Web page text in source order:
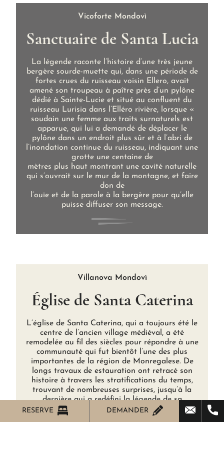
RESERVE DEMANDER
Vicoforte Mondovì
Sanctuaire de Santa Lucia
La légende raconte l’histoire d’une très jeune
bergère sourde-muette qui, dans une période de
fortes crues du ruisseau voisin Ellero, avait
amené son troupeau à paître près d’un pylône
dédié à Sainte-Lucie et situé au confluent du
ruisseau Lurisia dans l’Elléro rivière, lorsque «
soudain une femme aux traits surnaturels est
apparue, qui lui a demandé de déplacer le
pylône dans un endroit plus sûr et à l’abri de
l’inondation continue du ruisseau, indiquant une
grotte une centaine de
mètres plus haut montrant une cavité naturelle
qui s’ouvrait sur le mur de la montagne, et faire
don de
l’ouïe et de la parole à la bergère pour qu’elle
puisse diffuser son message.
Villanova Mondovì
Église de Santa Caterina
L’église de Santa Caterina, qui a toujours été le
centre de l’ancien village médiéval, a été
remodelée au fil des siècles pour répondre à une
communauté qui fut bientôt l’une des plus
importantes de la région de Monregalese. De
longs travaux de estauration ont retracé son
histoire à travers les stratifications du temps,
trouvant de nombreuses surprises, jusqu’à la
dernière qui a redéfini la légende de sa
fondation. Aujourd’hui, dans la même église, il
est également possible de voir une